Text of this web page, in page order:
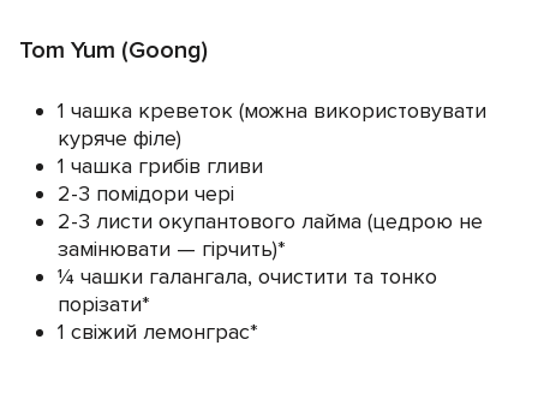
Tom Yum (Goong)
1 чашка креветок (можна використовувати
куряче філе)
1 чашка грибів гливи
2-3 помідори чері
2-3 листи окупантового лайма (цедрою не
замінювати — гірчить)*
¼ чашки галангала, очистити та тонко
порізати*
1 свіжий лемонграс*